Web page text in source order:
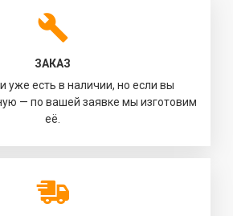
ЗАКАЗ
уже есть в наличии, но если вы
— по вашей заявке мы изготовим
её.